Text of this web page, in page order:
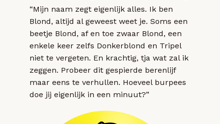
“Mijn naam zegt eigenlijk alles. Ik ben
Blond, altijd al geweest weet je. Soms een
beetje Blond, af en toe zwaar Blond, een
enkele keer zelfs Donkerblond en Tripel
niet te vergeten. En krachtig, tja wat zal ik
zeggen. Probeer dit gespierde berenlijf
maar eens te verhullen. Hoeveel burpees
doe jij eigenlijk in een minuut?”